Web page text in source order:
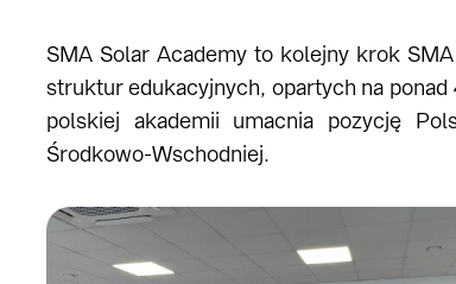
SMA Solar Academy to kolejny krok
struktur edukacyjnych, opartych na ponad
polskiej akademii umacnia pozycję
Środkowo-Wschodniej.